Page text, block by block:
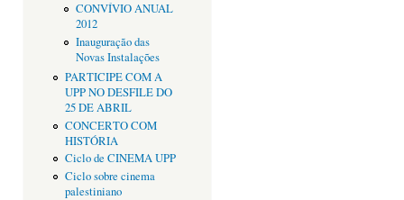
CONVÍVIO ANUAL
2012
Inauguração das
Novas Instalações
PARTICIPE COM A
UPP NO DESFILE DO
25 DE ABRIL
CONCERTO COM
HISTÓRIA
Ciclo de CINEMA UPP
Ciclo sobre cinema
palestiniano